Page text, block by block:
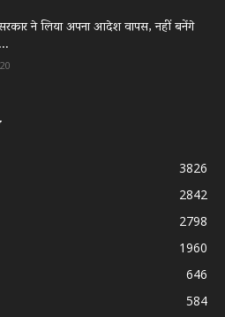
ने लिया अपना आदेश वापस, नहीं बनेंगे
3826
2842
2798
1960
646
584